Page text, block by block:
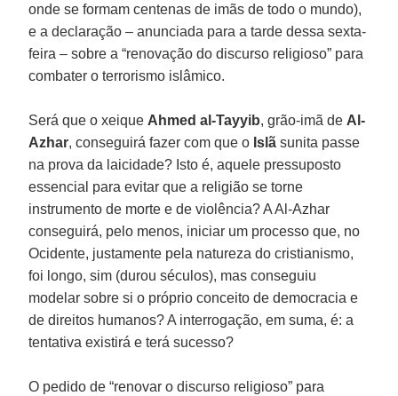
onde se formam centenas de imãs de todo o mundo),
e a declaração – anunciada para a tarde dessa sexta-
feira – sobre a “renovação do discurso religioso” para
combater o terrorismo islâmico.
Será que o xeique Ahmed al-Tayyib, grão-imã de Al-
Azhar, conseguirá fazer com que o Islã sunita passe
na prova da laicidade? Isto é, aquele pressuposto
essencial para evitar que a religião se torne
instrumento de morte e de violência? A Al-Azhar
conseguirá, pelo menos, iniciar um processo que, no
Ocidente, justamente pela natureza do cristianismo,
foi longo, sim (durou séculos), mas conseguiu
modelar sobre si o próprio conceito de democracia e
de direitos humanos? A interrogação, em suma, é: a
tentativa existirá e terá sucesso?
O pedido de “renovar o discurso religioso” para